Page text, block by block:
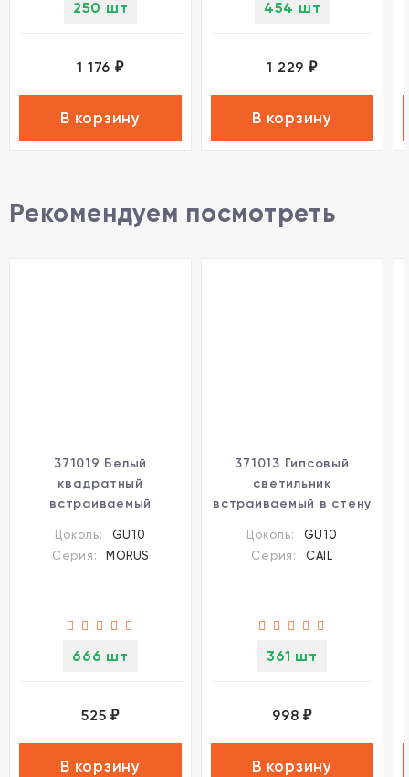
250 шт
1 176 ₽
В корзину
454 шт
1 229 ₽
В корзину
Рекомендуем посмотреть
371019 Белый
квадратный
встраиваемый
поворотной лампой
GU10 50W 220-240V
Цоколь:
GU10
Серия:
MORUS
666 шт
525 ₽
В корзину
371013 Гипсовый
светильник
встраиваемый в стену
GU10 50W 220-240V
Novotech CAIL
Цоколь:
GU10
Серия:
CAIL
361 шт
998 ₽
В корзину